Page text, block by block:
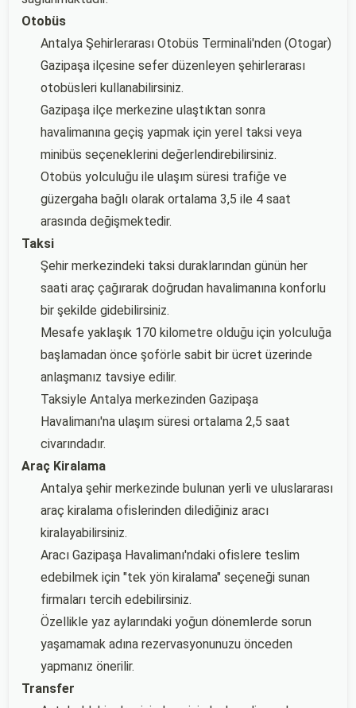
Otobüs
Antalya Şehirlerarası Otobüs Terminali'nden (Otogar)
Gazipaşa ilçesine sefer düzenleyen şehirlerarası
otobüsleri kullanabilirsiniz.
Gazipaşa ilçe merkezine ulaştıktan sonra
havalimanına geçiş yapmak için yerel taksi veya
minibüs seçeneklerini değerlendirebilirsiniz.
Otobüs yolculuğu ile ulaşım süresi trafiğe ve
güzergaha bağlı olarak ortalama 3,5 ile 4 saat
arasında değişmektedir.
Taksi
Şehir merkezindeki taksi duraklarından günün her
saati araç çağırarak doğrudan havalimanına konforlu
bir şekilde gidebilirsiniz.
Mesafe yaklaşık 170 kilometre olduğu için yolculuğa
başlamadan önce şoförle sabit bir ücret üzerinde
anlaşmanız tavsiye edilir.
Taksiyle Antalya merkezinden Gazipaşa
Havalimanı'na ulaşım süresi ortalama 2,5 saat
civarındadır.
Araç Kiralama
Antalya şehir merkezinde bulunan yerli ve uluslararası
araç kiralama ofislerinden dilediğiniz aracı
kiralayabilirsiniz.
Aracı Gazipaşa Havalimanı'ndaki ofislere teslim
edebilmek için "tek yön kiralama" seçeneği sunan
firmaları tercih edebilirsiniz.
Özellikle yaz aylarındaki yoğun dönemlerde sorun
yaşamamak adına rezervasyonunuzu önceden
yapmanız önerilir.
Transfer